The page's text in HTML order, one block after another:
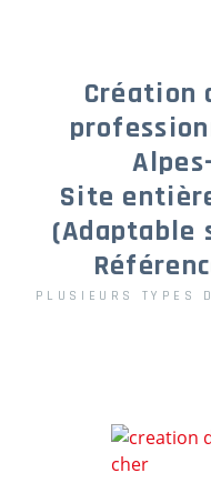
Création
Site
(Adaptable
PLUSIEURS TYPES